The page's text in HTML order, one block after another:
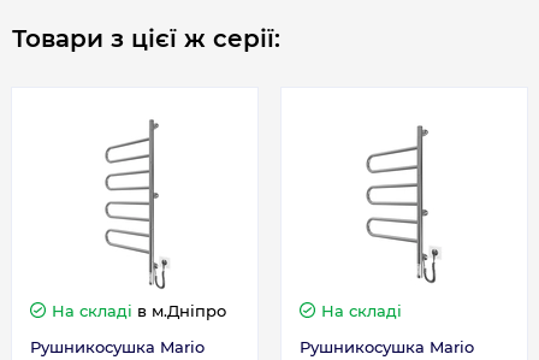
Висота, мм
Габарити 625 x 445
Гарантія виробника, міс
Товари з цієї ж серії:
На складі в м.Дніпро
Рушникосушка Mario
На складі
Рушникосушка Mario